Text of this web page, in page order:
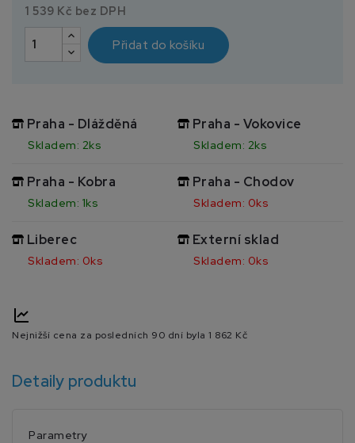
1 539 Kč bez DPH
Přidat do košíku
Praha - Dlážděná
Skladem: 2ks
Praha - Vokovice
Skladem: 2ks
Praha - Kobra
Skladem: 1ks
Praha - Chodov
Skladem: 0ks
Liberec
Skladem: 0ks
Externí sklad
Skladem: 0ks
Nejnižší cena za posledních 90 dní byla 1 862 Kč
Detaily produktu
Parametry